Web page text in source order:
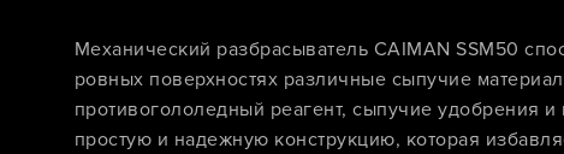
Механический разбрасыватель CAIMAN SSM50
ровных поверхностях различные сыпучие
противогололедный реагент, сыпучие удобрения и
простую и надежную конструкцию, которая